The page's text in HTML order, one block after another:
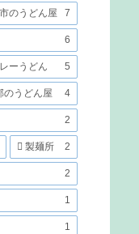
のうどん屋 7
6
ーうどん 5
のうどん屋 4
2
製麺所 2
2
1
1